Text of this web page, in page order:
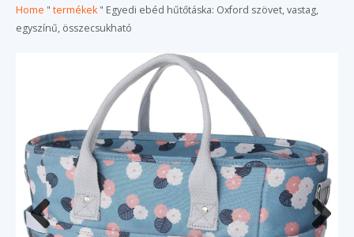
Home " termékek " Egyedi ebéd hűtőtáska: Oxford szövet, vastag,
egyszínű, összecsukható